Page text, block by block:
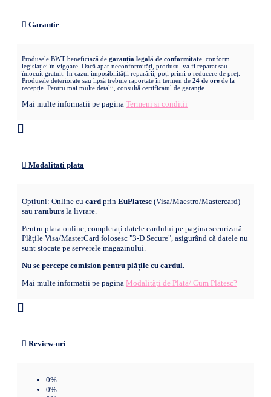
Garantie
Produsele BWT beneficiază de garanția legală de conformitate , conform
legislației în vigoare. Dacă apar neconformități, produsul va fi reparat sau
înlocuit gratuit. În cazul imposibilității reparării, poți primi o reducere de preț.
Produsele deteriorate sau lipsă trebuie raportate în termen de 24 de ore de la
recepție. Pentru mai multe detalii, consultă certificatul de garanție.
Mai multe informatii pe pagina Termeni si conditii
Modalitati plata
Opțiuni: Online cu card prin EuPlatesc (Visa/Maestro/Mastercard)
sau ramburs la livrare.
Pentru plata online, completați datele cardului pe pagina securizată.
Plățile Visa/MasterCard folosesc "3-D Secure", asigurând că datele nu
sunt stocate pe serverele magazinului.
Nu se percepe comision pentru plățile cu cardul.
Mai multe informatii pe pagina Modalități de Plată/ Cum Plătesc?
Review-uri
0%
0%